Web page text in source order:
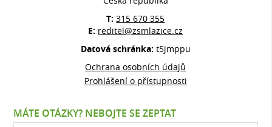
T:315 670 355
E: reditel@zsmlazice.cz
Datová schránka: t5jmppu
Ochrana osobních údajů
Prohlášení o přístupnosti
MÁTE OTÁZKY? NEBOJTE SE ZEPTAT